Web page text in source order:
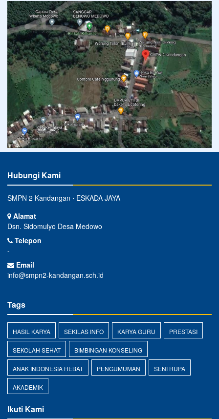
Hubungi Kami
SMPN 2 Kandangan ⋅ ESKADA JAYA
Alamat
Dsn. Sidomulyo Desa Medowo
Telepon
-
Email
info@smpn2-kandangan.sch.id
Tags
HASIL KARYA SEKILAS INFO KARYA GURU PRESTASI
SEKOLAH SEHAT BIMBINGAN KONSELING
ANAK INDONESIA HEBAT PENGUMUMAN SENI RUPA
AKADEMIK
Ikuti Kami